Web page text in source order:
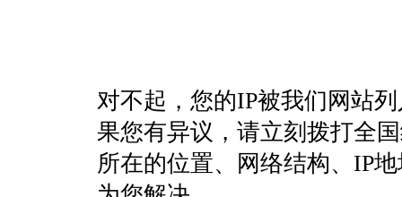
对不起，您的IP被我们网站
果您有异议，请立刻拨打全
所在的位置、网络结构、IP